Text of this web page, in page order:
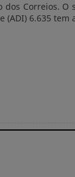
Correios. O
6.635 tem